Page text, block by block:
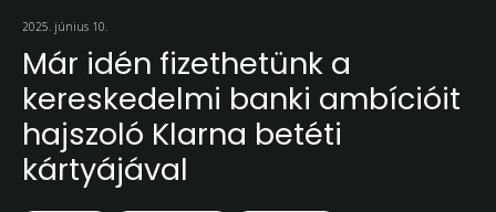
2025. június 10.
Már idén fizethetünk a
kereskedelmi banki ambícióit
hajszoló Klarna betéti
kártyájával